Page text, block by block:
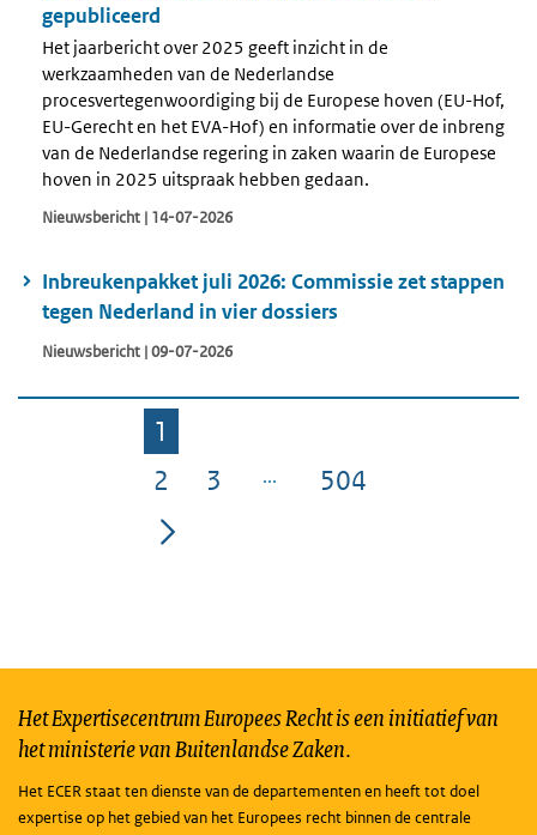
gepubliceerd
Het jaarbericht over 2025 geeft inzicht in de
werkzaamheden van de Nederlandse
procesvertegenwoordiging bij de Europese hoven (EU-Hof,
EU-Gerecht en het EVA-Hof) en informatie over de inbreng
van de Nederlandse regering in zaken waarin de Europese
hoven in 2025 uitspraak hebben gedaan.
Nieuwsbericht | 14-07-2026
Inbreukenpakket juli 2026: Commissie zet stappen
tegen Nederland in vier dossiers
Nieuwsbericht | 09-07-2026
Pagina
1
Pagina
2 Pagina
3 Pagina
504
Het Expertisecentrum Europees Recht is een initiatief van
het ministerie van Buitenlandse Zaken.
Het ECER staat ten dienste van de departementen en heeft tot doel
expertise op het gebied van het Europees recht binnen de centrale